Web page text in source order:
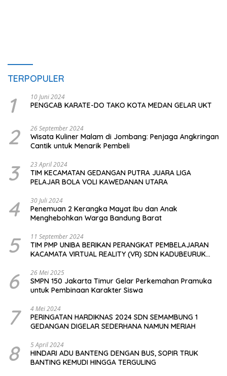
TERPOPULER
1 10 Juni 2024
PENGCAB KARATE-DO TAKO KOTA MEDAN GELAR UKT
2 26 September 2024
Wisata Kuliner Malam di Jombang: Penjaga Angkringan
Cantik untuk Menarik Pembeli
3 23 April 2024
TIM KECAMATAN GEDANGAN PUTRA JUARA LIGA
PELAJAR BOLA VOLI KAWEDANAN UTARA
4 30 Juli 2024
Penemuan 2 Kerangka Mayat Ibu dan Anak
Menghebohkan Warga Bandung Barat
5 11 September 2024
TIM PMP UNIBA BERIKAN PERANGKAT PEMBELAJARAN
KACAMATA VIRTUAL REALITY (VR) SDN KADUBEURUK
6 26 Mei 2025
SMPN 150 Jakarta Timur Gelar Perkemahan Pramuka
untuk Pembinaan Karakter Siswa
7 4 Mei 2024
PERINGATAN HARDIKNAS 2024 SDN SEMAMBUNG 1
GEDANGAN DIGELAR SEDERHANA NAMUN MERIAH
8 5 April 2024
HINDARI ADU BANTENG DENGAN BUS, SOPIR TRUK
BANTING KEMUDI HINGGA TERGULING